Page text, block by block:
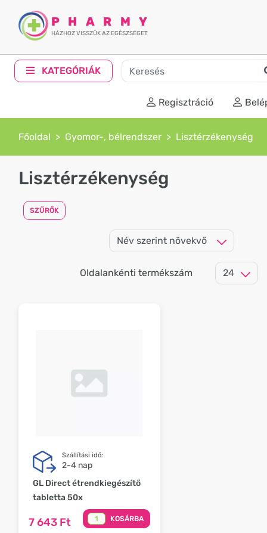
PHARMY
HÁZHOZ VISSZÜK AZ EGÉSZSÉGET
KATEGÓRIÁK
Regisztráció
Főoldal Gyomor-, bélrendszer Lisztérzékenység
Lisztérzékenység
SZŰRŐK
Oldalankénti termékszám
Szállítási idő:
2-4 nap
GL Direct étrendkiegészítő
tabletta 50x
7 643 Ft KOSÁRBA